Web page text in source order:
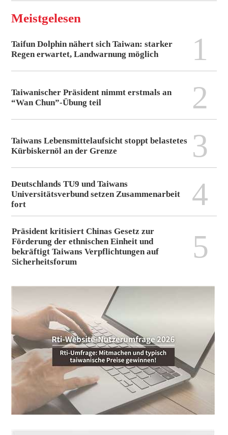
Meistgelesen
Taifun Dolphin nähert sich Taiwan: starker
Regen erwartet, Landwarnung möglich
1
Taiwanischer Präsident nimmt erstmals an
“Wan Chun”-Übung teil
2
Taiwans Lebensmittelaufsicht stoppt belastetes
Kürbiskernöl an der Grenze
3
Deutschlands TU9 und Taiwans
Universitätsverbund setzen Zusammenarbeit
fort
4
Präsident kritisiert Chinas Gesetz zur
Förderung der ethnischen Einheit und
bekräftigt Taiwans Verpflichtungen auf
Sicherheitsforum
5